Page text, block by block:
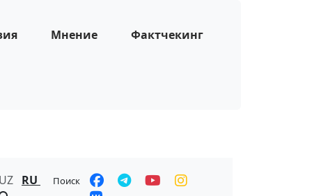
Мнение Фактчекинг
RU Поиск